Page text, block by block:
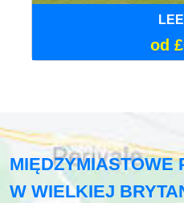
od
MIĘDZYMIASTOWE
W WIELKIEJ